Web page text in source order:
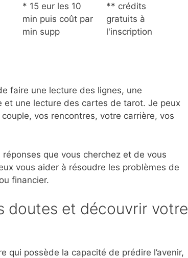
* 15 eur les 10
min puis coût par
min supp
** crédits
gratuits à
l'inscription
faire une lecture des lignes, une
et une lecture des cartes de tarot. Je peux
couple, vos rencontres, votre carrière, vos
que vous cherchez et de vous
vous aider à résoudre les problèmes de
financier.
doutes et découvrir votre
possède la capacité de prédire l’avenir,